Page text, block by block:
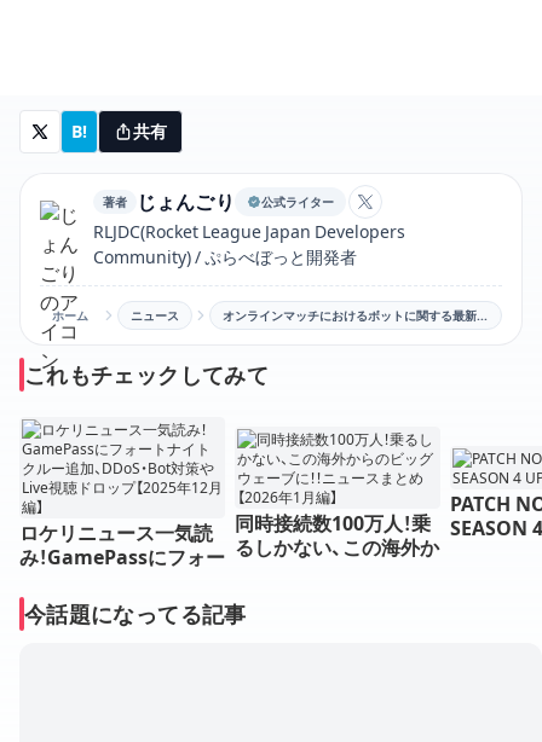
B! 共有
著者 じょんごり 公式ライター
じょんごりのXアカ
RLJDC(Rocket League Japan Developers
Community) / ぷらべぼっと開発者
ホーム ニュース オンラインマッチにおけるボットに関する最新情報
これもチェックしてみて
ロケリニュース一気読
み！GamePassにフォー
DoS・Bot対策やLive視
聴ドロップ【2025年12
同時接続数100万人！乗
るしかない、この海外か
26年1月編】
PATCH
SEASON
今話題になってる記事